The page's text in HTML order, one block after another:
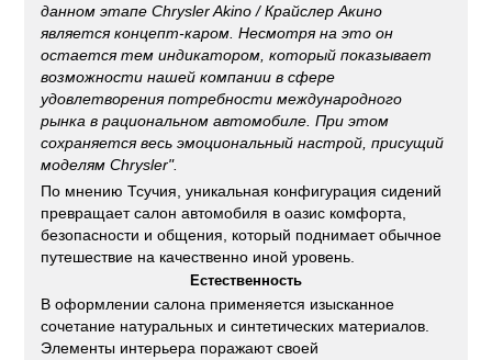
данном этапеChrysler Akino/Крайслер Акино
является концепт-каром. Несмотря на это он
остается тем индикатором, который показывает
возможности нашей компании в сфере
удовлетворения потребности международного
рынка в рациональном автомобиле. При этом
сохраняется весь эмоциональный настрой, присущий
моделям Chrysler".
По мнению Тсучия, уникальная конфигурация сидений
превращает салон автомобиля в оазис комфорта,
безопасности и общения, который поднимает обычное
путешествие на качественно иной уровень.
Естественность
В оформлении салона применяется изысканное
сочетание натуральных и синтетических материалов.
Элементы интерьера поражают своей